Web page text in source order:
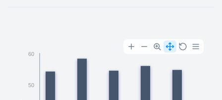
60
50